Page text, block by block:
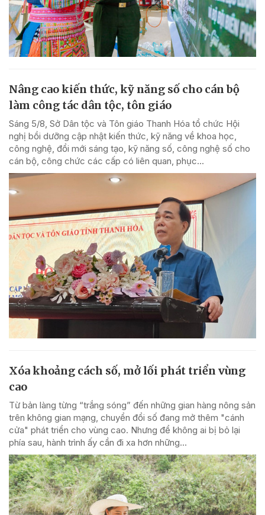
Nâng cao kiến thức, kỹ năng số cho cán bộ
làm công tác dân tộc, tôn giáo
Sáng 5/8, Sở Dân tộc và Tôn giáo Thanh Hóa tổ chức Hội
nghị bồi dưỡng cập nhật kiến thức, kỹ năng về khoa học,
công nghệ, đổi mới sáng tạo, kỹ năng số, công nghệ số cho
cán bộ, công chức các cấp có liên quan, phục...
Xóa khoảng cách số, mở lối phát triển vùng
cao
Từ bản làng từng “trắng sóng” đến những gian hàng nông sản
trên không gian mạng, chuyển đổi số đang mở thêm "cánh
cửa" phát triển cho vùng cao. Nhưng để không ai bị bỏ lại
phía sau, hành trình ấy cần đi xa hơn những...